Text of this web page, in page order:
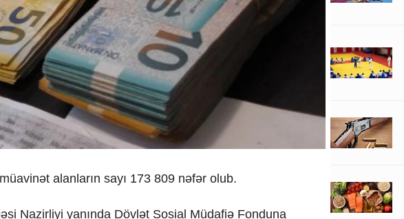
alanların sayı 173 809 nəfər olub.
Nazirliyi yanında Dövlət Sosial Müdafiə Fonduna